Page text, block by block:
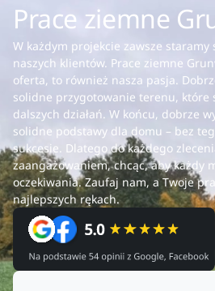
Prace ziemne
W każdym projekcie zawsze
naszych klientów. Prace ziemne
oferta, to również nasza pasja.
solidne przygotowanie terenu,
dalszych działań. W końcu, dobrze
solidne podstawy dla domu – bez
sukcesie. Dlatego do każdego
zaangażowaniem, chcąc, aby każdy
oczekiwania. Zaufaj nam, a Twoje
najlepszych rękach.